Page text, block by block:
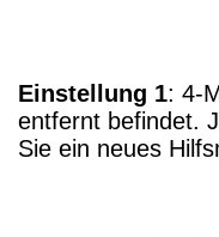
Einstellung 1: 4-
entfernt befindet.
Sie ein neues